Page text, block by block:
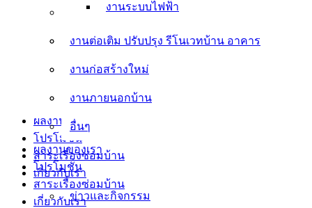
งานระบบไฟฟ้า
งานต่อเติม ปรับปรุง รีโนเวทบ้าน อาคาร
งานก่อสร้างใหม่
งานภายนอกบ้าน
อื่นๆ
ผลงานของเรา
โปรโมชั่น
สาระเรื่องซ่อมบ้าน
เกี่ยวกับเรา
งานต่อเติม ปรับปรุง รีโนเวทบ้าน อาคาร
งานก่อสร้างใหม่
งานภายนอกบ้าน
อื่นๆ
ผลงานของเรา
โปรโมชั่น
สาระเรื่องซ่อมบ้าน
เกี่ยวกับเรา
ข่าวและกิจกรรม